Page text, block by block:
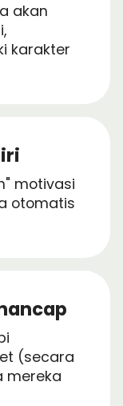
akan
karakter
motivasi
otomatis
(secara
mereka